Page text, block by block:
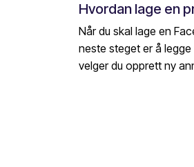
Hvordan lage en
Når du skal lage en
neste steget er å
velger du opprett ny